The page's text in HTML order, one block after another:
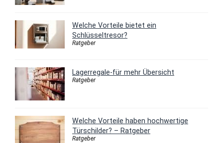
Welche Vorteile bietet ein
Schlüsseltresor?
Ratgeber
Lagerregale-für mehr Übersicht
Ratgeber
Welche Vorteile haben hochwertige
Türschilder? – Ratgeber
Ratgeber